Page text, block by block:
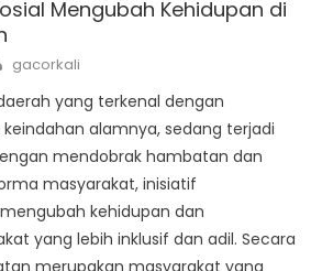
Mengubah Kehidupan di
Author
gacorkali
yang terkenal dengan
alamnya, sedang terjadi
mendobrak hambatan dan
masyarakat, inisiatif
kehidupan dan
yang lebih inklusif dan adil. Secara
merupakan masyarakat yang